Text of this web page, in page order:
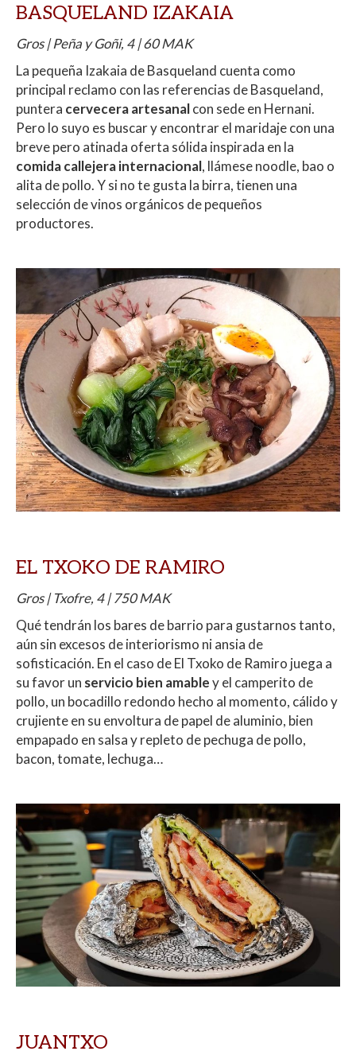
BASQUELAND IZAKAIA
Gros | Peña y Goñi, 4 | 60 MAK
La pequeña Izakaia de Basqueland cuenta como
principal reclamo con las referencias de Basqueland,
puntera cervecera artesanalcon sede en Hernani.
Pero lo suyo es buscar y encontrar el maridaje con una
breve pero atinada oferta sólida inspirada en la
comida callejera internacional, llámese noodle, bao o
alita de pollo. Y si no te gusta la birra, tienen una
selección de vinos orgánicos de pequeños
productores.
EL TXOKO DE RAMIRO
Gros | Txofre, 4 | 750 MAK
Qué tendrán los bares de barrio para gustarnos tanto,
aún sin excesos de interiorismo ni ansia de
sofisticación. En el caso de El Txoko de Ramiro juega a
su favor un servicio bien amabley el camperito de
pollo, un bocadillo redondo hecho al momento, cálido y
crujiente en su envoltura de papel de aluminio, bien
empapado en salsa y repleto de pechuga de pollo,
bacon, tomate, lechuga…
JUANTXO